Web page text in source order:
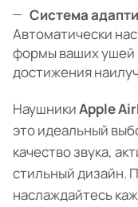
Система
Автоматически
формы ваших ушей
достижения
НаушникиApple
это идеальный
качество звука,
стильный дизайн.
наслаждайтесь